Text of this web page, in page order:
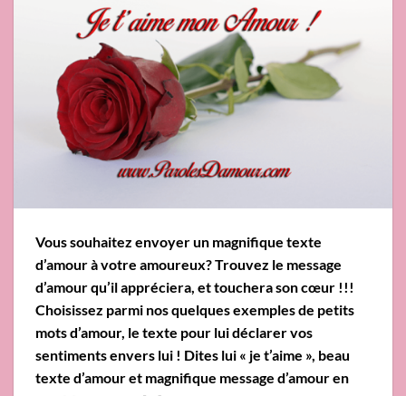
Vous souhaitez envoyer un magnifique texte
d’amour à votre amoureux? Trouvez le message
d’amour qu’il appréciera, et touchera son cœur !!!
Choisissez parmi nos quelques exemples de petits
mots d’amour, le texte pour lui déclarer vos
sentiments envers lui ! Dites lui « je t’aime », beau
texte d’amour et magnifique message d’amour en